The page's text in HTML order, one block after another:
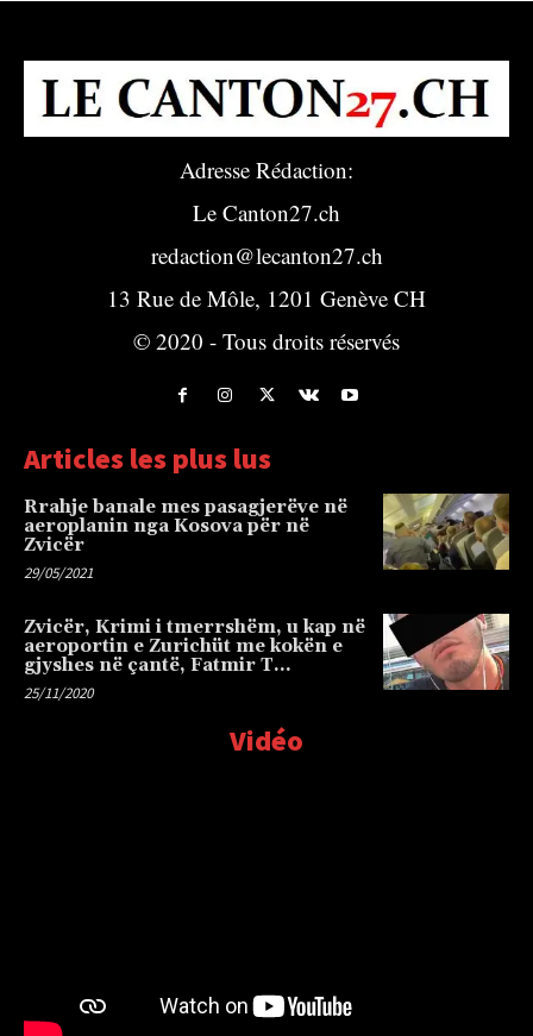
Adresse Rédaction:
Le Canton27.ch
redaction@lecanton27.ch
13 Rue de Môle, 1201 Genève CH
© 2020 - Tous droits réservés
Articles les plus lus
Rrahje banale mes pasagjerëve në
aeroplanin nga Kosova për në
Zvicër
29/05/2021
Zvicër, Krimi i tmerrshëm, u kap në
aeroportin e Zurichüt me kokën e
gjyshes në çantë, Fatmir T…
25/11/2020
Vidéo